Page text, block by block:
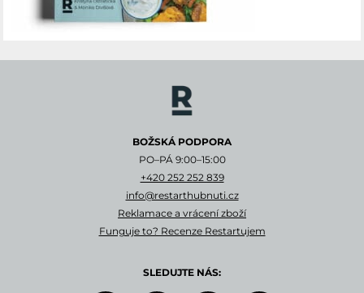
BOŽSKÁ PODPORA
PO–PÁ 9:00–15:00
+420 252 252 839
info@restarthubnuti.cz
Reklamace a vrácení zboží
Funguje to? Recenze Restartujem
SLEDUJTE NÁS: